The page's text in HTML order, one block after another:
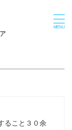
ること３０余